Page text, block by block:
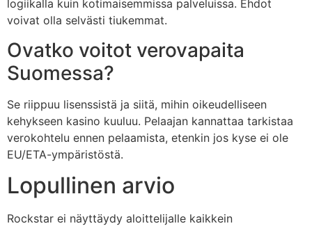
logiikalla kuin kotimaisemmissa palveluissa. Ehdot
voivat olla selvästi tiukemmat.
Ovatko voitot verovapaita
Suomessa?
Se riippuu lisenssistä ja siitä, mihin oikeudelliseen
kehykseen kasino kuuluu. Pelaajan kannattaa tarkistaa
verokohtelu ennen pelaamista, etenkin jos kyse ei ole
EU/ETA-ympäristöstä.
Lopullinen arvio
Rockstar ei näyttäydy aloittelijalle kaikkein